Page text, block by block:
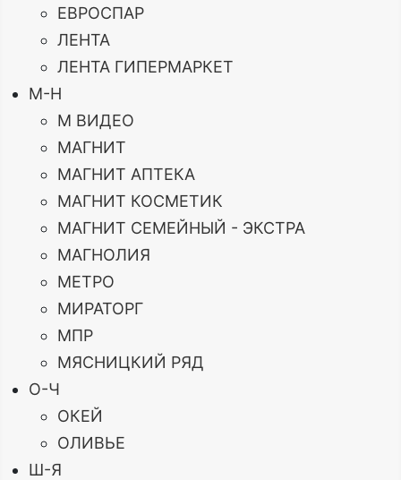
ЕВРОСПАР
ЛЕНТА
ЛЕНТА ГИПЕРМАРКЕТ
М-Н
М ВИДЕО
МАГНИТ
МАГНИТ АПТЕКА
МАГНИТ КОСМЕТИК
МАГНИТ СЕМЕЙНЫЙ - ЭКСТРА
МАГНОЛИЯ
МЕТРО
МИРАТОРГ
МПР
МЯСНИЦКИЙ РЯД
О-Ч
ОКЕЙ
ОЛИВЬЕ
Ш-Я